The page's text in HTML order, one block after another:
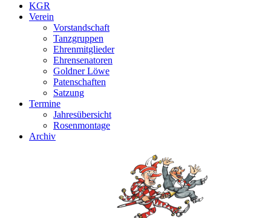
KGR
Verein
Vorstandschaft
Tanzgruppen
Ehrenmitglieder
Ehrensenatoren
Goldner Löwe
Patenschaften
Satzung
Termine
Jahresübersicht
Rosenmontage
Archiv